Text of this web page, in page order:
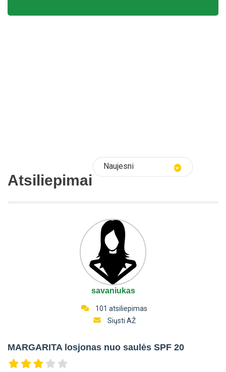
Atsiliepimai
Naujesni
savaniukas
101 atsiliepimas
Siųsti AŽ
MARGARITA losjonas nuo saulės SPF 20